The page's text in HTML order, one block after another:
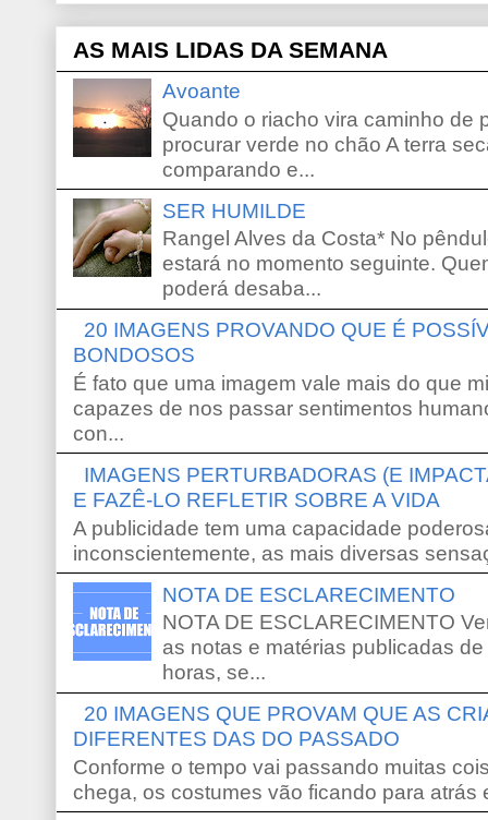
AS MAIS LIDAS DA SEMANA
Avoante
Quando o riacho vira caminho de
procurar verde no chão A terra
comparando e...
SER HUMILDE
Rangel Alves da Costa* No
estará no momento seguinte.
poderá desaba...
20 IMAGENS PROVANDO QUE É
BONDOSOS
É fato que uma imagem vale mais do que
capazes de nos passar sentimentos
con...
IMAGENS PERTURBADORAS (E
E FAZÊ-LO REFLETIR SOBRE A VIDA
A publicidade tem uma capacidade
inconscientemente, as mais diversas
NOTA DE ESCLARECIMENTO
NOTA DE ESCLARECIMENTO
as notas e matérias publicadas
horas, se...
20 IMAGENS QUE PROVAM QUE AS
DIFERENTES DAS DO PASSADO
Conforme o tempo vai passando muitas
chega, os costumes vão ficando para atrás